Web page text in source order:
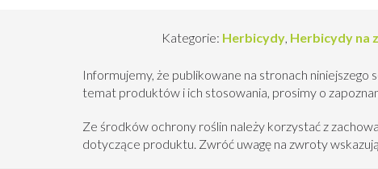
Kategorie: Herbicydy, Herbicydy na
Informujemy, że publikowane na stronach niniejszego
temat produktów i ich stosowania, prosimy o
Ze środków ochrony roślin należy korzystać z
dotyczące produktu. Zwróć uwagę na zwroty